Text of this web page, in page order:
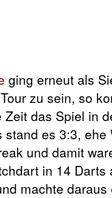
ging erneut als
zu sein, so
Zeit das Spiel in
es 3:3, ehe
und damit
in 14 Darts
machte daraus